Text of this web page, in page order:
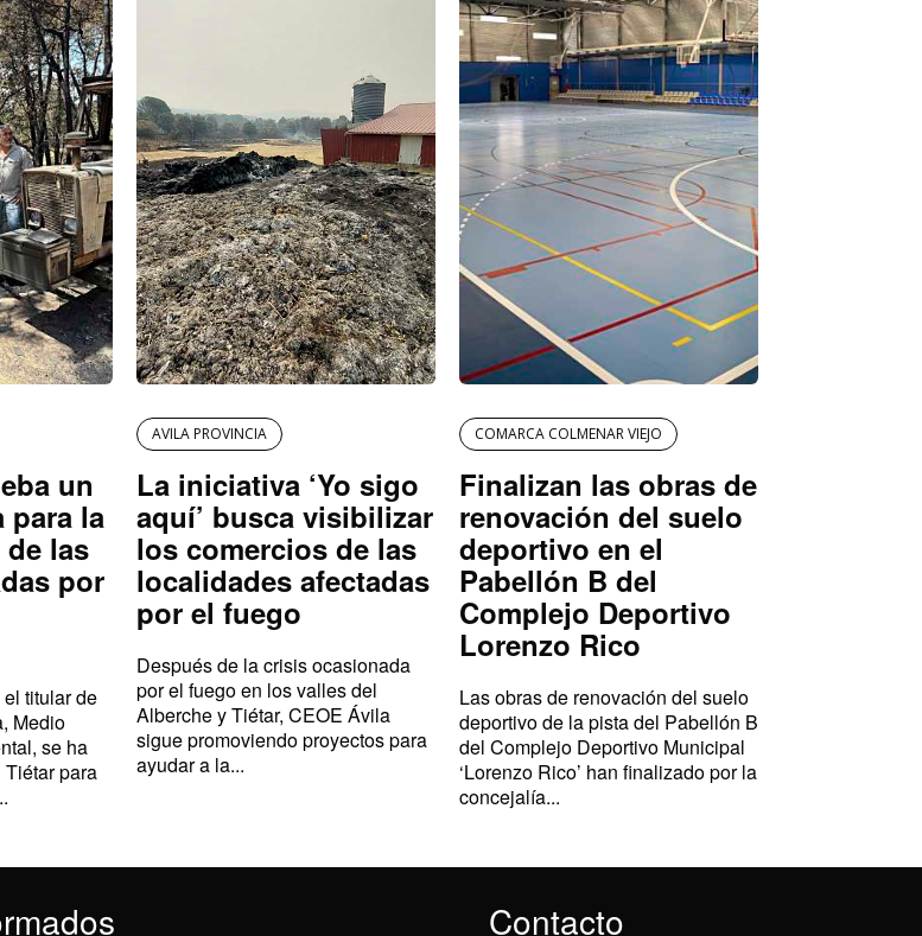
un
para la
las
por
titular de
Medio
se ha
para
AVILA PROVINCIA
La iniciativa ‘Yo sigo
aquí’ busca visibilizar
los comercios de las
localidades afectadas
por el fuego
Después de la crisis ocasionada
por el fuego en los valles del
Alberche y Tiétar, CEOE Ávila
sigue promoviendo proyectos para
ayudar a la...
COMARCA COLMENAR VIEJO
Finalizan las obras de
renovación del suelo
deportivo en el
Pabellón B del
Complejo Deportivo
Lorenzo Rico
Las obras de renovación del suelo
deportivo de la pista del Pabellón B
del Complejo Deportivo Municipal
‘Lorenzo Rico’ han finalizado por la
concejalía...
Contacto